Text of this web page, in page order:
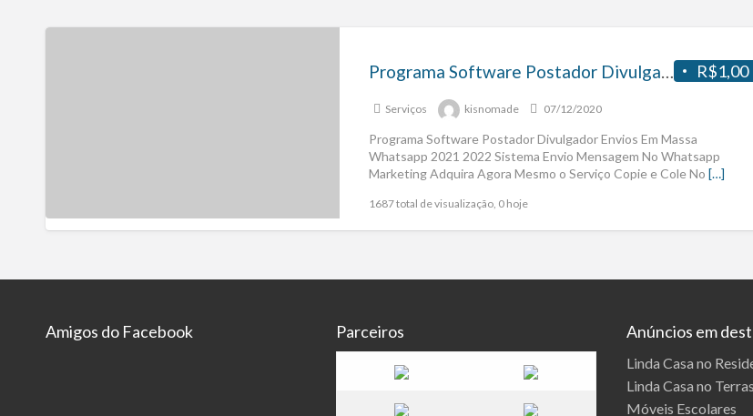
R$1,00
Programa Software Postador Divulgador Envios Em Massa Whatsapp 2021 2022
Serviços kisnomade 07/12/2020
Programa Software Postador Divulgador Envios Em Massa
Whatsapp 2021 2022 Sistema Envio Mensagem No Whatsapp
Marketing Adquira Agora Mesmo o Serviço Copie e Cole No […]
1687 total de visualização, 0 hoje
Amigos do Facebook Parceiros Anúncios em
Linda Casa no
Linda Casa no
Móveis Escolares